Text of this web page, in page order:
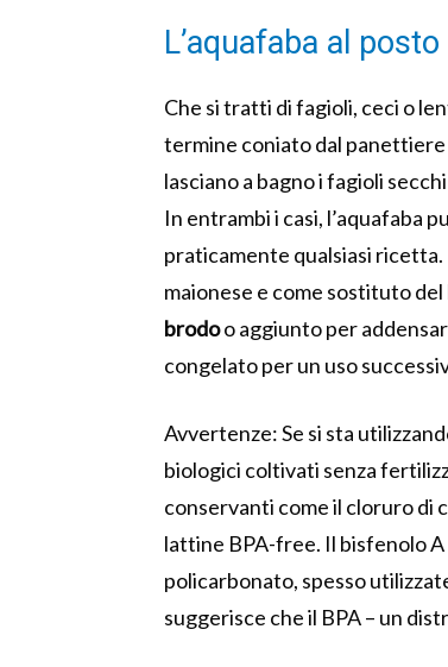
L’aquafaba al posto
Che si tratti di fagioli, ceci o
termine coniato dal
lasciano a bagno i fagioli
In entrambi i casi, l’aquafaba
praticamente qualsiasi
maionese e come sostituto
brodoo aggiunto per
congelato per un uso
Avvertenze: Se si sta
biologici coltivati ​​senza
conservanti come il cloruro di
lattine BPA-free. Il bisfenolo
policarbonato, spesso
suggerisce che il BPA – un